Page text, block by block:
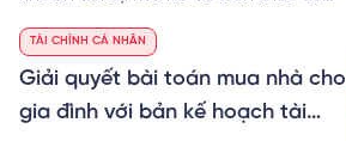
thất bại không đáng có. Hãy cẩn
thận!
TÀI CHÍNH CÁ NHÂN
Giải quyết bài toán mua nhà cho
gia đình với bản kế hoạch tài